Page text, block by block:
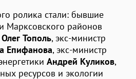
ролика стали: бывшие
Марксовского районов
Олег Тополь, экс-министр
Епифанова, экс-министр
Андрей Куликов,
ресурсов и экологии